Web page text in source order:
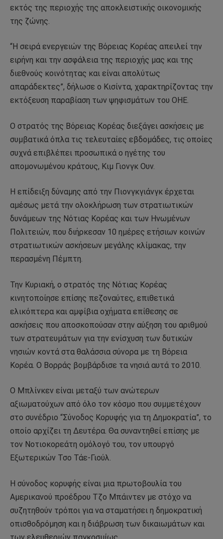
εκτός της περιοχής της αποκλειστικής οικονομικής
της ζώνης.
“Η σειρά ενεργειών της Βόρειας Κορέας απειλεί την
ειρήνη και την ασφάλεια της περιοχής μας και της
διεθνούς κοινότητας και είναι απολύτως
απαράδεκτες”, δήλωσε ο Κισίντα, χαρακτηρίζοντας την
εκτόξευση παραβίαση των ψηφισμάτων του ΟΗΕ.
Ο στρατός της Βόρειας Κορέας διεξάγει ασκήσεις με
συμβατικά όπλα τις τελευταίες εβδομάδες, τις οποίες
συχνά επιβλέπει προσωπικά ο ηγέτης του
απομονωμένου κράτους, Κιμ Γιονγκ Ουν.
Η επίδειξη δύναμης από την Πιονγκγιάνγκ έρχεται
αμέσως μετά την ολοκλήρωση των στρατιωτικών
δυνάμεων της Νότιας Κορέας και των Ηνωμένων
Πολιτειών, που διήρκεσαν 10 ημέρες ετήσιων κοινών
στρατιωτικών ασκήσεων μεγάλης κλίμακας, την
περασμένη Πέμπτη.
Την Κυριακή, ο στρατός της Νότιας Κορέας
κινητοποίησε επίσης πεζοναύτες, επιθετικά
ελικόπτερα και αμφίβια οχήματα επίθεσης σε
ασκήσεις που αποσκοπούσαν στην αύξηση του αριθμού
των στρατευμάτων για την ενίσχυση των δυτικών
νησιών κοντά στα θαλάσσια σύνορα με τη Βόρεια
Κορέα. Ο Βορράς βομβάρδισε τα νησιά αυτά το 2010.
Ο Μπλίνκεν είναι μεταξύ των ανώτερων
αξιωματούχων από όλο τον κόσμο που συμμετέχουν
στο συνέδριο “Σύνοδος Κορυφής για τη Δημοκρατία”, το
οποίο αρχίζει τη Δευτέρα. Θα συναντηθεί επίσης με
τον Νοτιοκορεάτη ομόλογό του, τον υπουργό
Εξωτερικών Τσο Τάε-Γιούλ.
Η σύνοδος κορυφής είναι μια πρωτοβουλία του
Αμερικανού προέδρου Τζο Μπάιντεν με στόχο να
συζητηθούν τρόποι για να σταματήσει η δημοκρατική
οπισθοδρόμηση και η διάβρωση των δικαιωμάτων και